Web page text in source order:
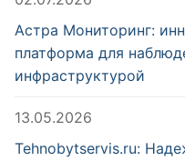
Астра Мониторинг:
платформа для
инфраструктурой
13.05.2026
Tehnobytservis.ru: